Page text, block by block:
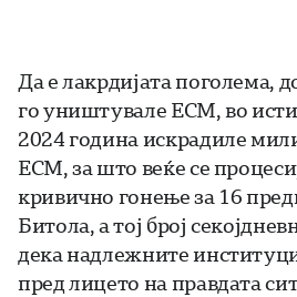
Да е лакрдијата поголема,
го уништувале ЕСМ, во
2024 година искрадиле
ЕСМ, за што веќе се
кривично гонење за 16
Битола, а тој број
дека надлежните
пред лицето на правдата